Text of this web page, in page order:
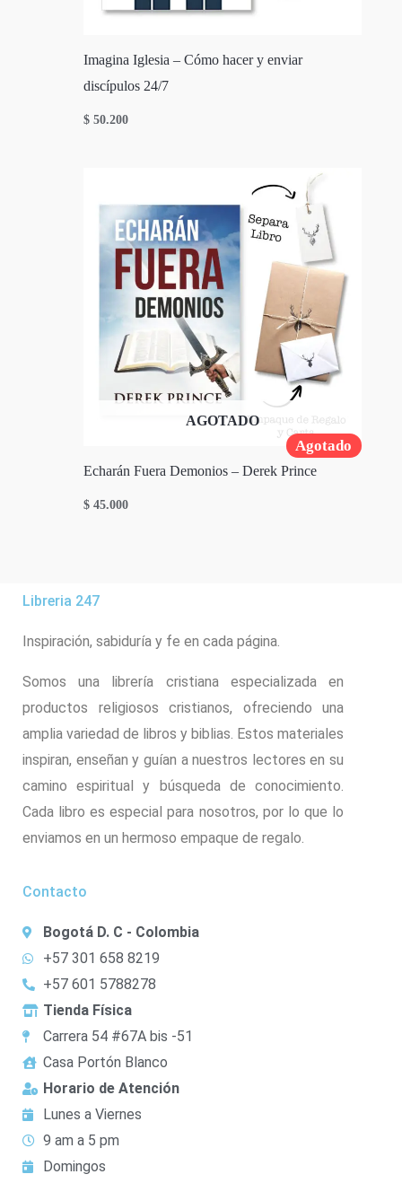
Imagina Iglesia – Cómo hacer y enviar
discípulos 24/7
$ 50.200
Agotado
AGOTADO
Echarán Fuera Demonios – Derek Prince
$ 45.000
Libreria 247
Inspiración, sabiduría y fe en cada página.
Somos una librería cristiana especializada en
productos religiosos cristianos, ofreciendo una
amplia variedad de libros y biblias. Estos materiales
inspiran, enseñan y guían a nuestros lectores en su
camino espiritual y búsqueda de conocimiento.
Cada libro es especial para nosotros, por lo que lo
enviamos en un hermoso empaque de regalo.
Contacto
Bogotá D. C - Colombia
+57 301 658 8219
+57 601 5788278
Tienda Física
Carrera 54 #67A bis -51
Casa Portón Blanco
Horario de Atención
Lunes a Viernes
9 am a 5 pm
Domingos